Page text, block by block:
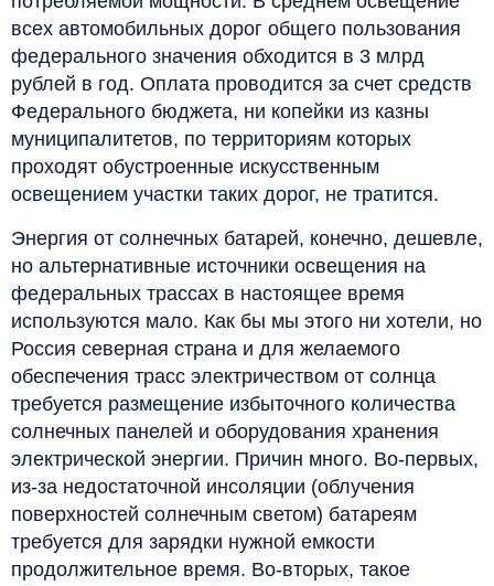
всех автомобильных дорог общего пользования
федерального значения обходится в 3 млрд
рублей в год. Оплата проводится за счет средств
Федерального бюджета, ни копейки из казны
муниципалитетов, по территориям которых
проходят обустроенные искусственным
освещением участки таких дорог, не тратится.
Энергия от солнечных батарей, конечно, дешевле,
но альтернативные источники освещения на
федеральных трассах в настоящее время
используются мало. Как бы мы этого ни хотели, но
Россия северная страна и для желаемого
обеспечения трасс электричеством от солнца
требуется размещение избыточного количества
солнечных панелей и оборудования хранения
электрической энергии. Причин много. Во-первых,
из-за недостаточной инсоляции (облучения
поверхностей солнечным светом) батареям
требуется для зарядки нужной емкости
продолжительное время. Во-вторых, такое